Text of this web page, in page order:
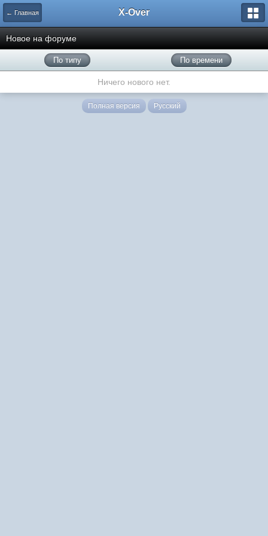
← Главная X-Over
Новое на форуме
По типу По времени
Ничего нового нет.
Полная версия Русский